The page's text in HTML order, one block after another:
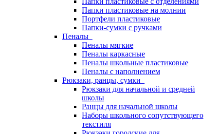
Папки пластиковые на молнии
Портфели пластиковые
Папки-сумки с ручками
Пеналы
Пеналы мягкие
Пеналы каркасные
Пеналы школьные пластиковые
Пеналы с наполнением
Рюкзаки, ранцы, сумки
Рюкзаки для начальной и средней
школы
Ранцы для начальной школы
Наборы школьного сопутствующего
текстиля